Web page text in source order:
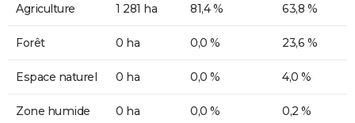
Agriculture 1 281 ha 81,4 % 63,8 %
Forêt 0 ha 0,0 % 23,6 %
Espace naturel 0 ha 0,0 % 4,0 %
Zone humide 0 ha 0,0 % 0,2 %